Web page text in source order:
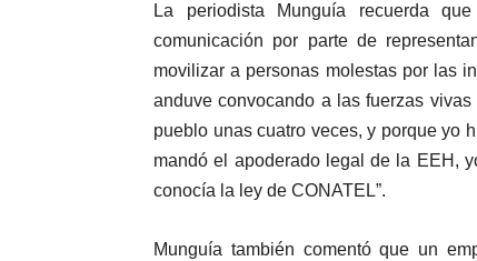
La periodista Munguía recuerda
comunicación por parte de
movilizar a personas molestas por las
anduve convocando a las fuerzas
pueblo unas cuatro veces, y porque yo
mandó el apoderado legal de la EEH,
conocía la ley de CONATEL”.
Munguía también comentó que un